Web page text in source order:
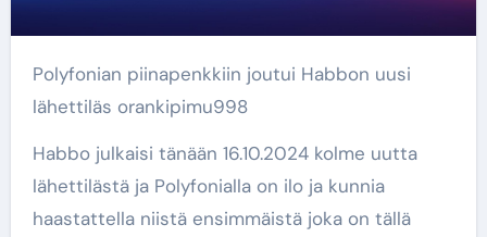
Polyfonian piinapenkkiin joutui Habbon uusi
lähettiläs orankipimu998
Habbo julkaisi tänään 16.10.2024 kolme uutta
lähettilästä ja Polyfonialla on ilo ja kunnia
haastattella niistä ensimmäistä joka on tällä